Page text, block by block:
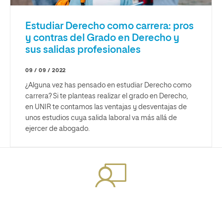
Estudiar Derecho como carrera: pros
y contras del Grado en Derecho y
sus salidas profesionales
09 / 09 / 2022
¿Alguna vez has pensado en estudiar Derecho como
carrera? Si te planteas realizar el grado en Derecho,
en UNIR te contamos las ventajas y desventajas de
unos estudios cuya salida laboral va más allá de
ejercer de abogado.